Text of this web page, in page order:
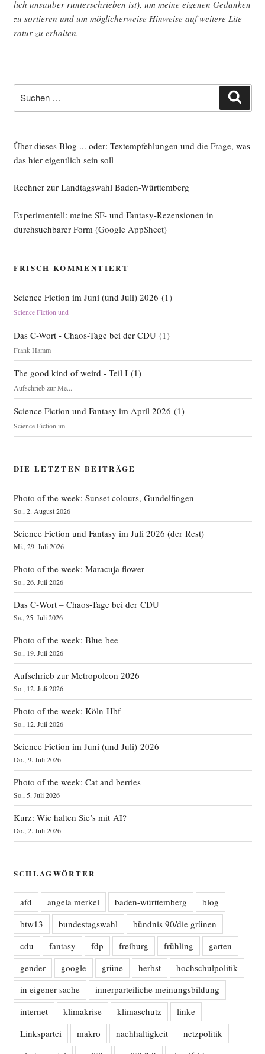
lich unsau­ber run­ter­schrie­ben ist), um mei­ne eige­nen Gedan­ken
zu sor­tie­ren und um mög­li­cher­wei­se Hin­wei­se auf wei­te­re Lite­
ra­tur zu erhalten.
nach:
Über dieses Blog ... oder: Textempfehlungen und die Frage, was
das hier eigentlich sein soll
Rechner zur Landtagswahl Baden-Württemberg
Experimentell: meine SF- und Fantasy-Rezensionen in
durchsuchbarer Form (Google AppSheet)
FRISCH KOMMENTIERT
Science Fiction im Juni (und Juli) 2026 (1)
Science Fiction und
Das C-Wort - Chaos-Tage bei der CDU(1)
Frank Hamm
The good kind of weird - Teil I(1)
Aufschrieb zur Me...
Science Fiction und Fantasy im April 2026 (1)
Science Fiction im
DIE LETZTEN BEITRÄGE
Photo of the week: Sunset colours, Gundelfingen
So., 2. August 2026
Science Fiction und Fantasy im Juli 2026 (der Rest)
Mi., 29. Juli 2026
Photo of the week: Maracuja flower
So., 26. Juli 2026
Das C‑Wort – Chaos-Tage bei der CDU
Sa., 25. Juli 2026
Photo of the week: Blue bee
So., 19. Juli 2026
Aufschrieb zur Metropolcon 2026
So., 12. Juli 2026
Photo of the week: Köln Hbf
So., 12. Juli 2026
Science Fiction im Juni (und Juli) 2026
Do., 9. Juli 2026
Photo of the week: Cat and berries
So., 5. Juli 2026
Kurz: Wie halten Sie’s mit AI?
Do., 2. Juli 2026
SCHLAGWÖRTER
afd angela merkel baden-württemberg
blog
btw13
bundestagswahl
bündnis 90/die grünen
cdu
fantasy fdp freiburg frühling
garten
gender
google grüne herbst
hochschulpolitik
in eigener sache
innerparteiliche meinungsbildung
internet
klimakrise klimaschutz
linke
Linkspartei
makro nachhaltigkeit
netzpolitik